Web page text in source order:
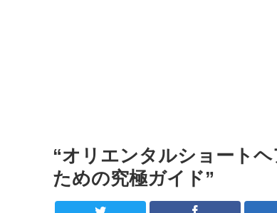
“オリエンタルショート
ための究極ガイド”